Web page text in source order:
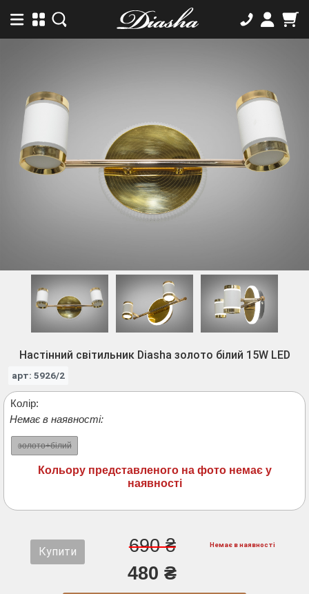
Настінний світильник Diasha золото білий 15W LED
арт: 5926/2
Колір:
Немає в наявності:
золото+білий
Кольору представленого на фото немає у
наявності
Купити
690 ₴
480 ₴
Немає в наявності